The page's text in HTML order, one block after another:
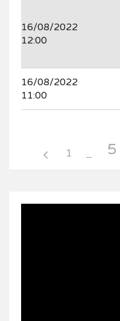
16/08/2022
12:00
16/08/2022
11:00
1 5